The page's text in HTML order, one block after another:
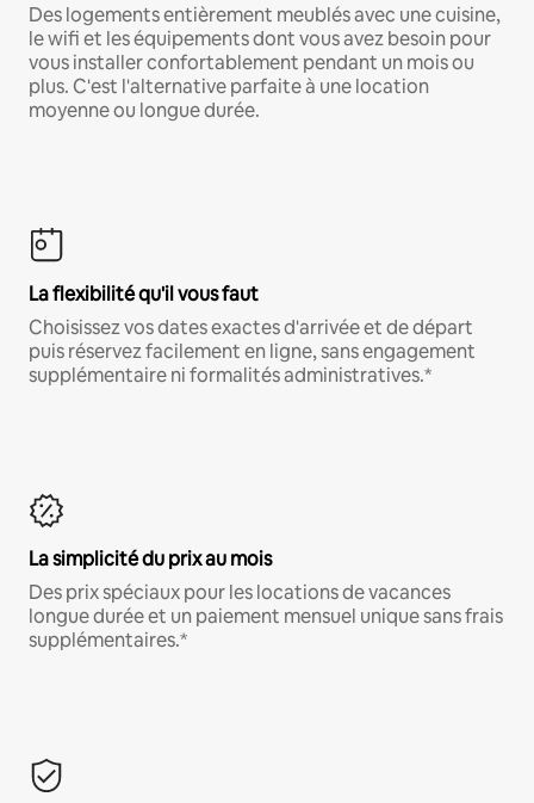
Des logements entièrement meublés avec une cuisine,
le wifi et les équipements dont vous avez besoin pour
vous installer confortablement pendant un mois ou
plus. C'est l'alternative parfaite à une location
moyenne ou longue durée.
La flexibilité qu'il vous faut
Choisissez vos dates exactes d'arrivée et de départ
puis réservez facilement en ligne, sans engagement
supplémentaire ni formalités administratives.*
La simplicité du prix au mois
Des prix spéciaux pour les locations de vacances
longue durée et un paiement mensuel unique sans frais
supplémentaires.*